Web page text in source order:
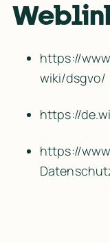
https:/​/​
wiki/​dsgvo/​
https:/​/​
https:/​/​